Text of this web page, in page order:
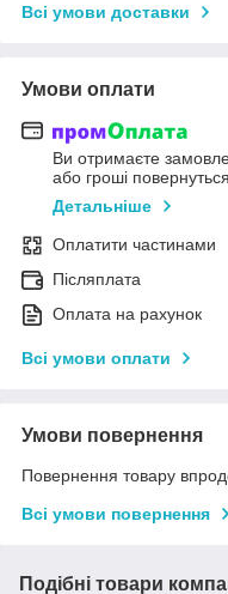
Всі умови доставки
Умови оплати
Ви отримаєте
або гроші
Детальніше
Оплатити частинами
Післяплата
Оплата на рахунок
Всі умови оплати
Умови повернення
Повернення товару
Всі умови повернення
Подібні товари